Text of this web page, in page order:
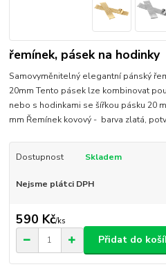
řemínek, pásek na hodinky
Samovyměnitelný elegantní pánský
20mm Tento pásek lze kombinovat
nebo s hodinkami se šířkou pásku 20
mm Řemínek kovový - barva zlatá,
Dostupnost Skladem
Nejsme plátci DPH
590 Kč/ks
Přidat do